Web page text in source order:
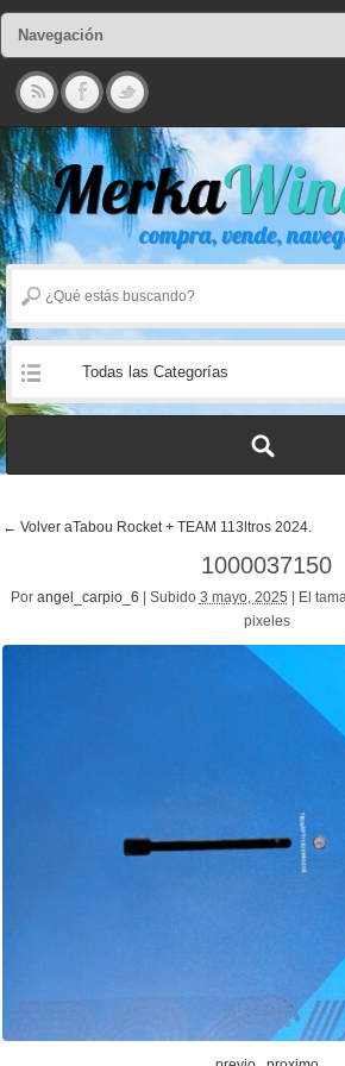
← Volver aTabou Rocket + TEAM 113ltros 2024.
1000037150
Por angel_carpio_6 Subido 3 mayo, 2025 El
pixeles